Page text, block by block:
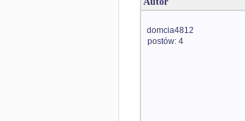
domcia4812
postów: 4